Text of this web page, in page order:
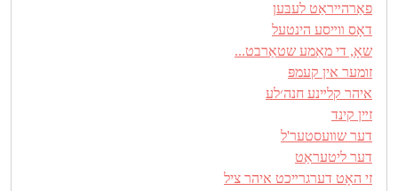
פאַרהײראַט לעבּען
דאָס װײסע הינטעל
שאָ, די מאַמע שטאַרבט...
זומער אין קעמפּ
איהר קלײנע חנה׳לע
זײן קינד
דער שװעסטער'ל
דער ליטעראַט
זי האָט דערגרײכט איהר ציל